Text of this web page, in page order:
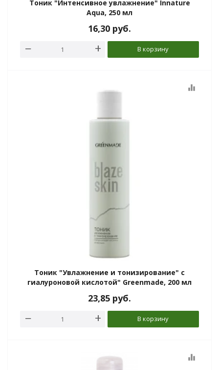
Тоник "Интенсивное увлажнение" Innature
Aqua, 250 мл
16,30 руб.
В корзину
equalizer
Тоник "Увлажнение и тонизирование" с
гиалуроновой кислотой" Greenmade, 200 мл
23,85 руб.
В корзину
equalizer